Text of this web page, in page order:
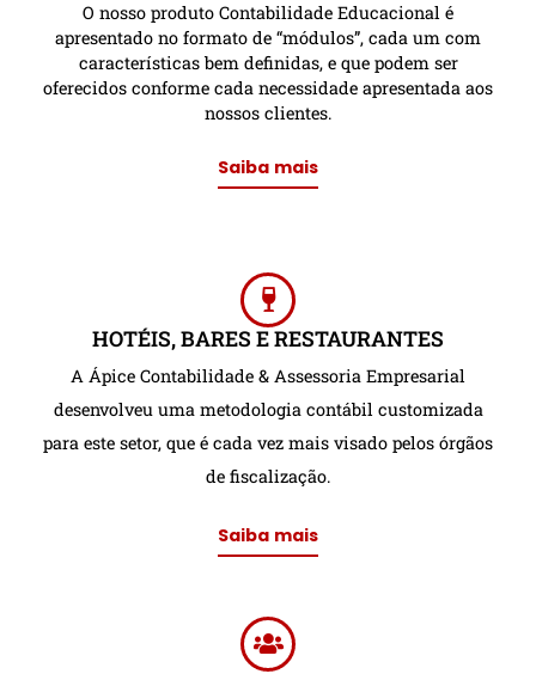
O nosso produto Contabilidade Educacional é
apresentado no formato de “módulos”, cada um com
características bem definidas, e que podem ser
oferecidos conforme cada necessidade apresentada aos
nossos clientes.
Saiba mais
HOTÉIS, BARES E RESTAURANTES
A Ápice Contabilidade & Assessoria Empresarial
desenvolveu uma metodologia contábil customizada
para este setor, que é cada vez mais visado pelos órgãos
de fiscalização.
Saiba mais